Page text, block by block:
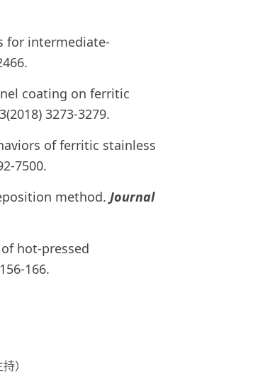
for intermediate-
coating on ferritic
3273-3279.
of ferritic stainless
7500.
method. Journal
of hot-pressed
166.
）